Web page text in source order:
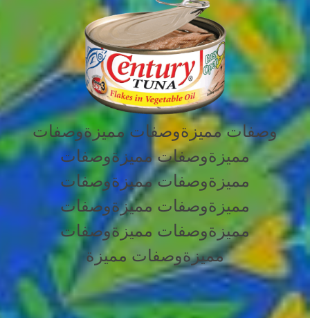
وصفات مميزةوصفات مميزةوصفات
مميزةوصفات مميزةوصفات
مميزةوصفات مميزةوصفات
مميزةوصفات مميزةوصفات
مميزةوصفات مميزةوصفات
مميزةوصفات مميزة